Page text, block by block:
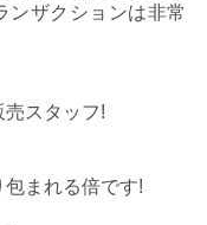
ンザクションは非常
スタッフ!
まれる倍です!